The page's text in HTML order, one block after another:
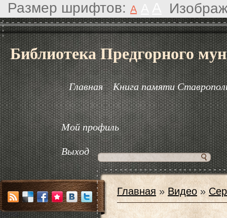
Размер шрифтов: A
Библиотека Предгорного
Главная Книга памяти
Мой профиль
Выход
Главная »Видео »